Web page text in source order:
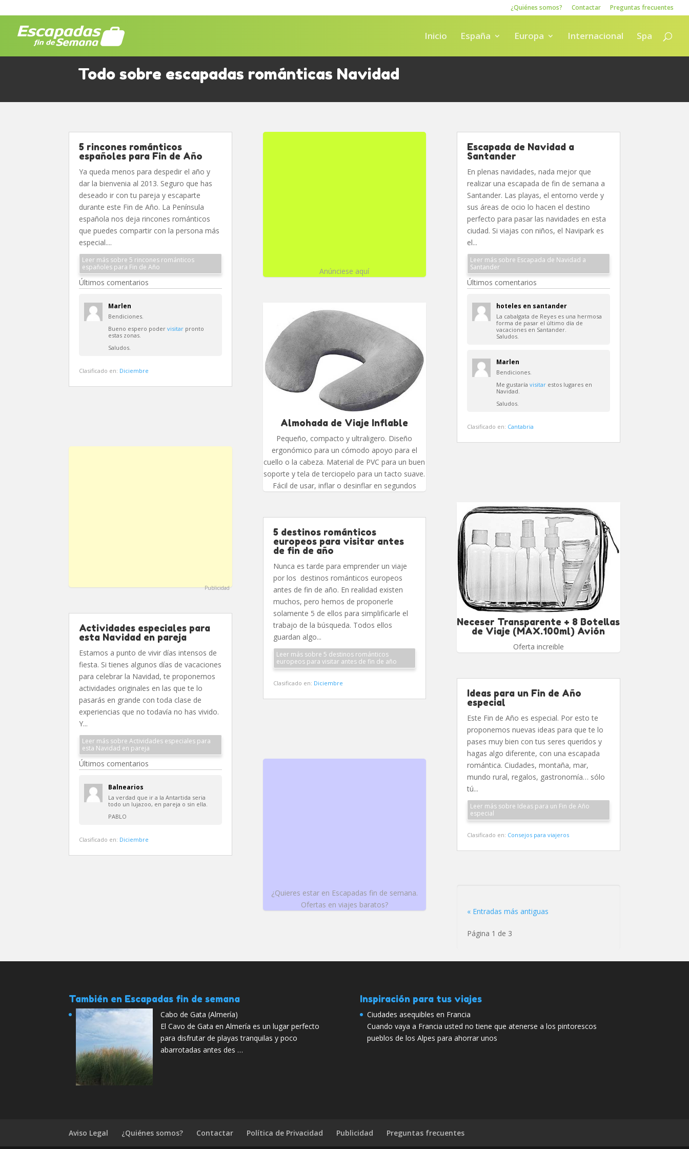
¿Quiénes somos? Contactar Preguntas frecuentes
Inicio España Europa Internacional Spa
Todo sobre escapadas románticas Navidad
5 rincones románticos
españoles para Fin de Año
Ya queda menos para despedir el año y
dar la bienvenia al 2013. Seguro que has
deseado ir con tu pareja y escaparte
durante este Fin de Año. La Península
española nos deja rincones románticos
que puedes compartir con la persona más
especial....
Leer más sobre 5 rincones románticos
españoles para Fin de Año
Últimos comentarios
Marlen
Bendiciones.
Bueno espero podervisitar pronto
estas zonas.
Saludos.
Clasificado en: Diciembre
Publicidad
Actividades especiales para
esta Navidad en pareja
Estamos a punto de vivir días intensos de
fiesta. Si tienes algunos días de vacaciones
para celebrar la Navidad, te proponemos
actividades originales en las que te lo
pasarás en grande con toda clase de
experiencias que no todavía no has vivido.
Y...
Leer más sobre Actividades especiales para
esta Navidad en pareja
Últimos comentarios
Balnearios
La verdad que ir a la Antartida seria
todo un lujazoo, en pareja o sin ella.
PABLO
Clasificado en: Diciembre
Anúnciese aquí
Almohada de Viaje Inflable
Pequeño, compacto y ultraligero. Diseño
ergonómico para un cómodo apoyo para el
cuello o la cabeza. Material de PVC para un buen
soporte y tela de terciopelo para un tacto suave.
Fácil de usar, inflar o desinflar en segundos
5 destinos románticos
europeos para visitar antes
de fin de año
Nunca es tarde para emprender un viaje
por los destinos románticos europeos
antes de fin de año. En realidad existen
muchos, pero hemos de proponerle
solamente 5 de ellos para simplificarle el
trabajo de la búsqueda. Todos ellos
guardan algo...
Leer más sobre 5 destinos románticos
europeos para visitar antes de fin de año
Clasificado en: Diciembre
¿Quieres estar en Escapadas fin de semana.
Ofertas en viajes baratos?
Escapada de Navidad a
Santander
En plenas navidades, nada mejor que
realizar una escapada de fin de semana a
Santander. Las playas, el entorno verde y
sus áreas de ocio lo hacen el destino
perfecto para pasar las navidades en esta
ciudad. Si viajas con niños, el Navipark es
el...
Leer más sobre Escapada de Navidad a
Santander
Últimos comentarios
hoteles en santander
La cabalgata de Reyes es una hermosa
forma de pasar el último día de
vacaciones en Santander.
Saludos.
Marlen
Bendiciones.
Me gustaríavisitar estos lugares en
Navidad.
Saludos.
Clasificado en: Cantabria
Neceser Transparente + 8 Botellas
de Viaje (MAX.100ml) Avión
Oferta increible
Ideas para un Fin de Año
especial
Este Fin de Año es especial. Por esto te
proponemos nuevas ideas para que te lo
pases muy bien con tus seres queridos y
hagas algo diferente, con una escapada
romántica. Ciudades, montaña, mar,
mundo rural, regalos, gastronomía… sólo
tú...
Leer más sobre Ideas para un Fin de Año
especial
Clasificado en: Consejos para viajeros
« Entradas más antiguas
Página 1 de 3
También en Escapadas fin de semana
Cabo de Gata (Almería)
El Cavo de Gata en Almería es un lugar perfecto
para disfrutar de playas tranquilas y poco
abarrotadas antes des …
Inspiración para tus viajes
Ciudades asequibles en Francia
Cuando vaya a Francia usted no tiene que atenerse a los pintorescos
pueblos de los Alpes para ahorrar unos
Aviso Legal ¿Quiénes somos? Contactar Política de Privacidad Publicidad Preguntas frecuentes